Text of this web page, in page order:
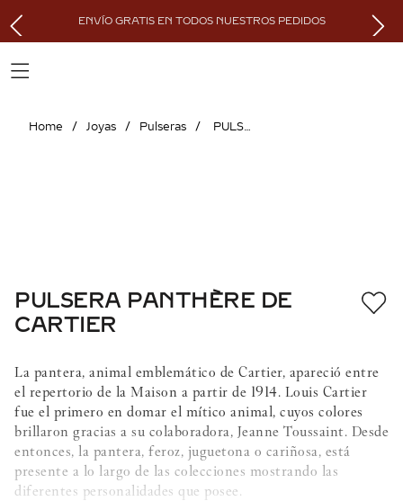
ENVÍO GRATIS EN TODOS NUESTROS PEDIDOS
Joyas Pulseras PULSERA PANTHÈRE DE CARTIER
PULSERA PANTHÈRE DE
CARTIER
La pantera, animal emblemático de Cartier, apareció entre
el repertorio de la Maison a partir de 1914. Louis Cartier
fue el primero en domar el mítico animal, cuyos colores
brillaron gracias a su colaboradora, Jeanne Toussaint. Desde
entonces, la pantera, feroz, juguetona o cariñosa, está
presente a lo largo de las colecciones mostrando las
diferentes personalidades que posee.